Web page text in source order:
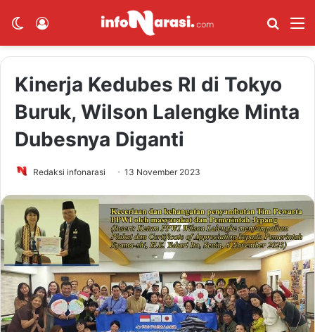
Switch skin Cari
Kinerja Kedubes RI di Tokyo
Buruk, Wilson Lalengke Minta
Dubesnya Diganti
Redaksi infonarasi 13 November 2023